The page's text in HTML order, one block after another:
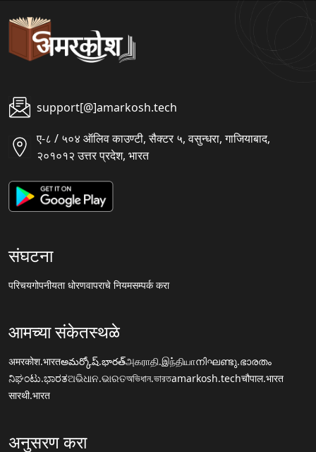
support[@]amarkosh.tech
ए-८ / ५०४ ऑलिव काउण्टी, सैक्टर ५, वसुन्धरा, गाजियाबाद,
२०१०१२ उत्तर प्रदेश, भारत
संघटना
परिचयगोपनीयता धोरणवापराचे नियमसम्पर्क करा
आमच्या संकेतस्थळे
अमरकोश.भारतఅమర్కోష్.భారత్அகராதி.இந்தியாനിഘണ്ടു.ഭാരതം
ನಿಘಂಟು.ಭಾರತଅଭିଧାନ.ଭାରତঅভিধান.ভারতamarkosh.techचौपाल.भारत
सारथी.भारत
अनुसरण करा